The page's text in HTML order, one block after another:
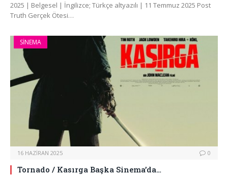
2025 | Belgesel | İngilizce; Türkçe altyazılı | 11 Temmuz 2025 Post
Truth Gerçek Ötesi…
SINEMA
16 HAZIRAN 2025 0
Tornado / Kasırga Başka Sinema’da…